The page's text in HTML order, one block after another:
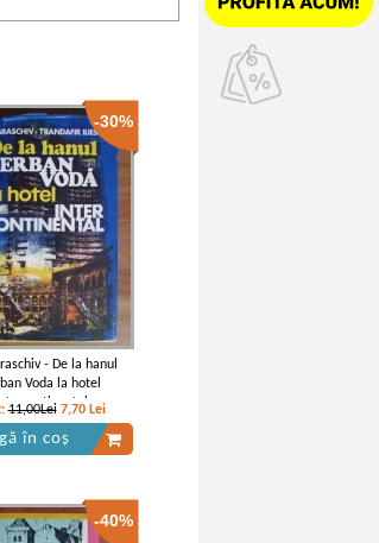
-30%
- De la hanul
Voda la hotel
11,00Lei 7,70 Lei
în coș
-40%